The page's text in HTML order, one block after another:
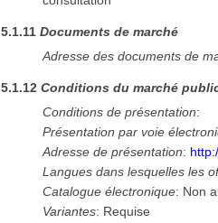
5.1.11Documents de marché
Adresse des documents de
5.1.12Conditions du marché
Conditions de présentation:
Présentation par voie
Adresse de présentation:
Langues dans lesquelles les
Catalogue électronique: Non
Variantes: Requise